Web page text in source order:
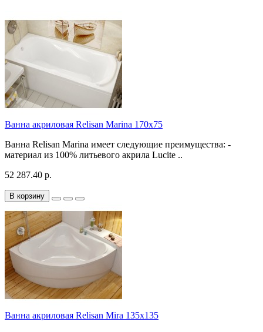
Ванна акриловая Relisan Marina 170x75
Ванна Relisan Marina имеет следующие преимущества: -
материал из 100% литьевого акрила Lucite ..
52 287.40 р.
В корзину
Ванна акриловая Relisan Mira 135x135